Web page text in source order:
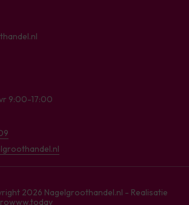
9:00-17:00
2026 Nagelgroothandel.nl - Realisatie